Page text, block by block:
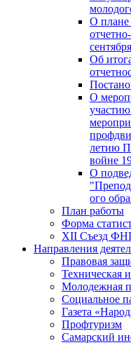
О плане
Об
О
летию
войне
О
ого
План работы
Форма
XII Съезд
Направления
Правовая
Техническая
Молодежная
Социальное
Газета
Профтуризм
Самарский